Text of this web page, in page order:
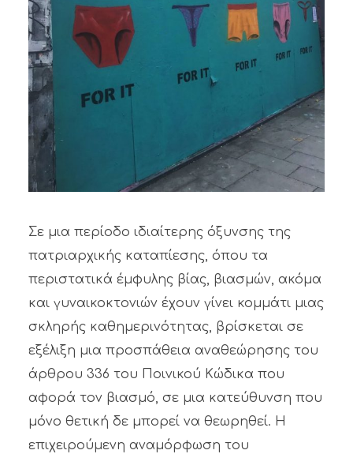
Σε μια περίοδο ιδιαίτερης όξυνσης της
πατριαρχικής καταπίεσης, όπου τα
περιστατικά έμφυλης βίας, βιασμών, ακόμα
και γυναικοκτονιών έχουν γίνει κομμάτι μιας
σκληρής καθημερινότητας, βρίσκεται σε
εξέλιξη μια προσπάθεια αναθεώρησης του
άρθρου 336 του Ποινικού Κώδικα που
αφορά τον βιασμό, σε μια κατεύθυνση που
μόνο θετική δε μπορεί να θεωρηθεί. Η
επιχειρούμενη αναμόρφωση του